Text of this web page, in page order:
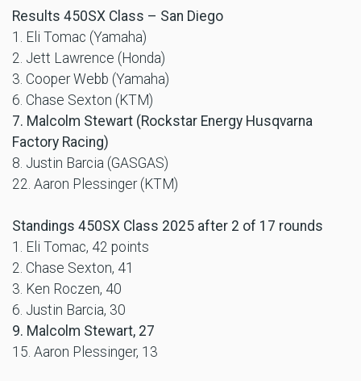
Results 450SX Class – San Diego
1. Eli Tomac (Yamaha)
2. Jett Lawrence (Honda)
3. Cooper Webb (Yamaha)
6. Chase Sexton (KTM)
7. Malcolm Stewart (Rockstar Energy Husqvarna
Factory Racing)
8. Justin Barcia (GASGAS)
22. Aaron Plessinger (KTM)
Standings 450SX Class 2025 after 2 of 17 rounds
1. Eli Tomac, 42 points
2. Chase Sexton, 41
3. Ken Roczen, 40
6. Justin Barcia, 30
9. Malcolm Stewart, 27
15. Aaron Plessinger, 13